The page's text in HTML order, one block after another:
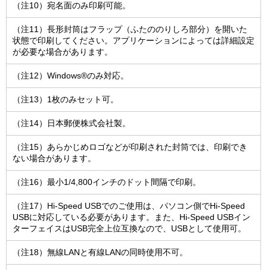
（注10）宛名面のみ印刷可能。
（注11）長形封筒はフラップ（ふたののりしろ部分）を開いた
状態で印刷してください。アプリケーションによっては詳細設定
が必要な場合があります。
（注12）Windows®のみ対応。
（注13）1枚のみセット可。
（注14）日本郵便株式会社製。
（注15）あらかじめロゴなどが印刷された封筒では、印刷でき
ない場合があります。
（注16）最小1/4,800インチのドット間隔で印刷。
（注17）Hi-Speed USBでのご使用は、パソコン側でHi-Speed
USBに対応している必要があります。また、Hi-Speed USBイン
ターフェイスはUSB完全上位互換なので、USBとして使用可。
（注18）無線LANと有線LANの同時使用不可。